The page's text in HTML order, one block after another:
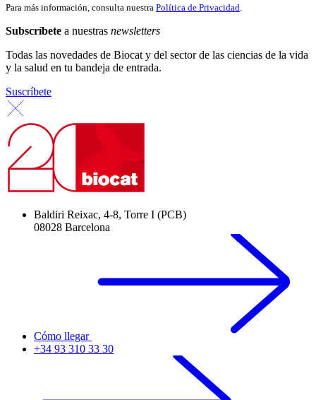
Para más información, consulta nuestra Política de Privacidad.
Subscríbete a nuestras newsletters
Todas las novedades de Biocat y del sector de las ciencias de la vida
y la salud en tu bandeja de entrada.
Suscríbete
Baldiri Reixac, 4-8, Torre I (PCB)
08028 Barcelona
Cómo llegar
+34 93 310 33 30